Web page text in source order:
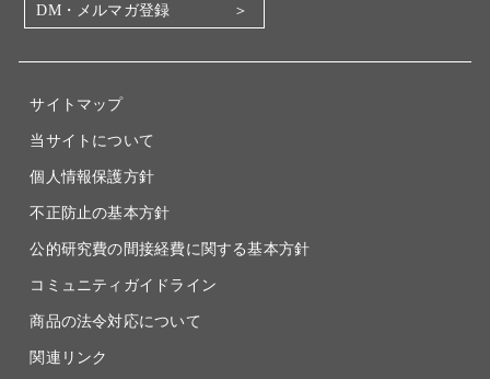
電子公告
DM・メルマガ登録
サイトマップ
当サイトについて
個人情報保護方針
不正防止の基本方針
公的研究費の間接経費に関する基本方針
コミュニティガイドライン
商品の法令対応について
関連リンク